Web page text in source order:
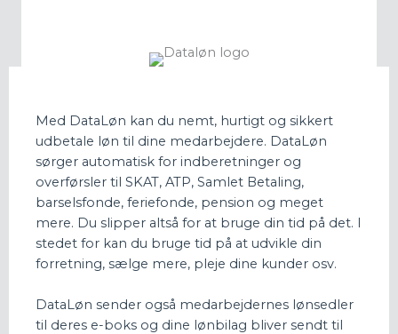
Med DataLøn kan du nemt, hurtigt og sikkert
udbetale løn til dine medarbejdere. DataLøn
sørger automatisk for indberetninger og
overførsler til SKAT, ATP, Samlet Betaling,
barselsfonde, feriefonde, pension og meget
mere. Du slipper altså for at bruge din tid på det. I
stedet for kan du bruge tid på at udvikle din
forretning, sælge mere, pleje dine kunder osv.
DataLøn sender også medarbejdernes lønsedler
til deres e-boks og dine lønbilag bliver sendt til